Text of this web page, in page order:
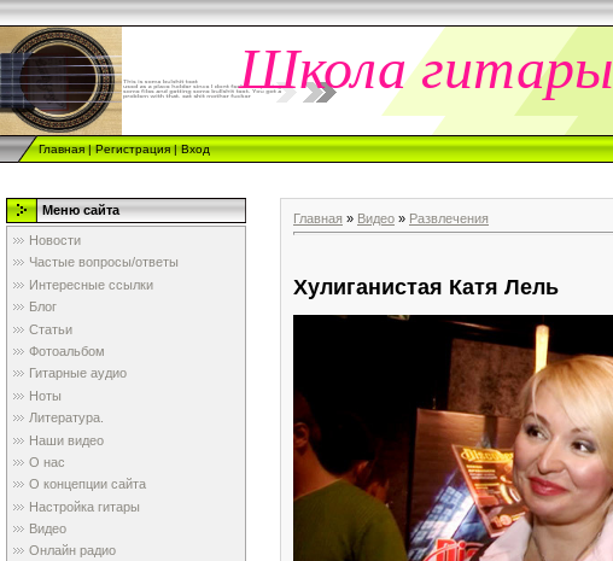
Школа гитары
Главная|Регистрация|Вход
Меню сайта
Новости
Частые вопросы/ответы
Интересные ссылки
Блог
Статьи
Фотоальбом
Гитарные аудио
Ноты
Литература.
Наши видео
О нас
О концепции сайта
Настройка гитары
Видео
Онлайн радио
Главная » Видео » Развлечения
Хулиганистая Катя Лель